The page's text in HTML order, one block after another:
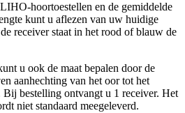
hoortoestellen en de gemiddelde
kunt u aflezen van uw huidige
receiver staat in het rood of blauw de
u ook de maat bepalen door de
aanhechting van het oor tot het
Bij bestelling ontvangt u 1 receiver. Het
niet standaard meegeleverd.